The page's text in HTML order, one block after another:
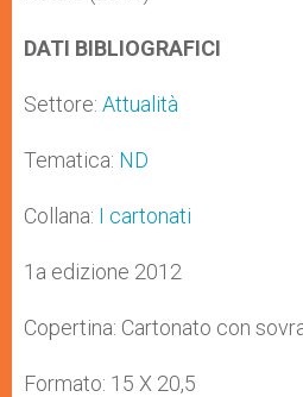
DATI BIBLIOGRAFICI
Settore: Attualità
Tematica: ND
Collana: I cartonati
1a edizione 2012
Copertina: Cartonato con
Formato: 15 X 20,5